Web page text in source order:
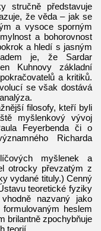
stručně představuje
že věda – jak se
a vysoce sporným
a bohorovnost
a hledí s jasným
je, že Sardar
Kuhnovy základní
a kritiků.
se však dostává
filosofy, kteří byli
myšlenkový vývoj
Feyerbenda či o
Richarda
myšlenek a
otrocky převzatým z
vydané tituly.) Cenný
teoretické fyziky
nazvaný jako
heslem
brilantně zpochybňuje
teorií.